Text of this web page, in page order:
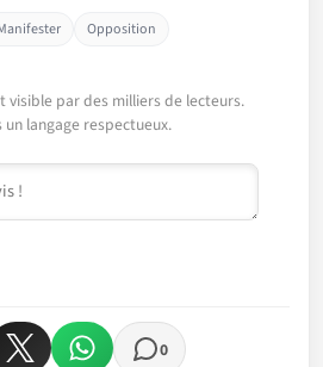
Opposition
visible par des milliers de lecteurs.
langage respectueux.
0